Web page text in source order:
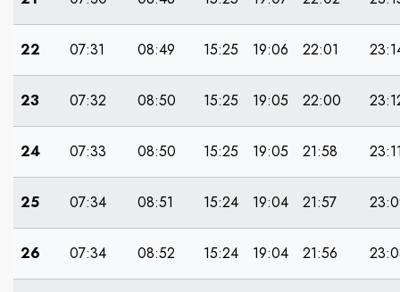
22 07:31 08:49 15:25 19:06 22:01
23 07:32 08:50 15:25 19:05 22:00
24 07:33 08:50 15:25 19:05 21:58
25 07:34 08:51 15:24 19:04 21:57
26 07:34 08:52 15:24 19:04 21:56